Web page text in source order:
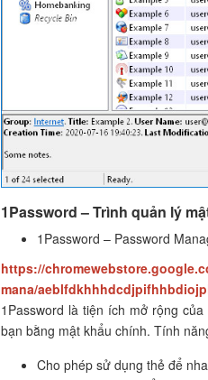
1Password – Trình quản lý
1Password – Password
https://
mana/
1Password là tiện ích mở rộng
bạn bằng mật khẩu chính. Tính
Cho phép sử dụng thẻ để